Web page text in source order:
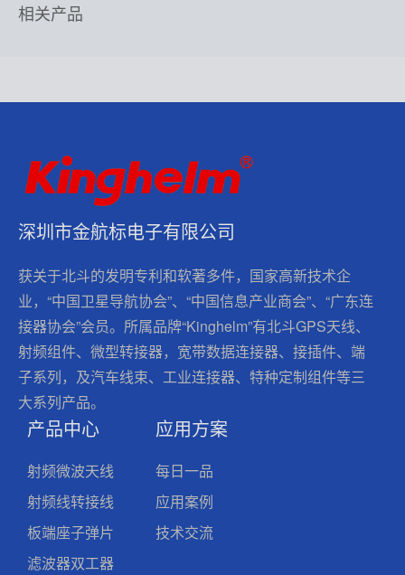
相关产品
深圳市金航标电子有限公司
获关于北斗的发明专利和软著多件，国家高新技术企
业，“中国卫星导航协会”、“中国信息产业商会”、“广东连
接器协会”会员。所属品牌“Kinghelm”有北斗GPS天线、
射频组件、微型转接器，宽带数据连接器、接插件、端
子系列，及汽车线束、工业连接器、特种定制组件等三
大系列产品。
产品中心
射频微波天线
射频线转接线
板端座子弹片
滤波器双工器
应用方案
每日一品
应用案例
技术交流